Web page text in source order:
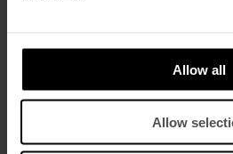
Allow all
Allow